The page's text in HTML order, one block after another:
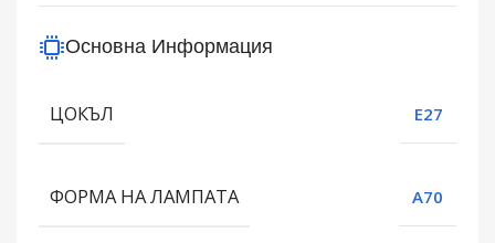
Основна Информация
ЦОКЪЛ E27
ФОРМА НА ЛАМПАТА A70